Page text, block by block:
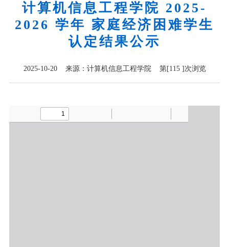
计算机信息工程学院 2025-
2026 学年 家庭经济困难学生
认定结果公示
2025-10-20 来源：计算机信息工程学院 第[115 ]次浏览